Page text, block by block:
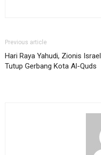
Previous article
Hari Raya Yahudi, Zionis Israel
Tutup Gerbang Kota Al-Quds